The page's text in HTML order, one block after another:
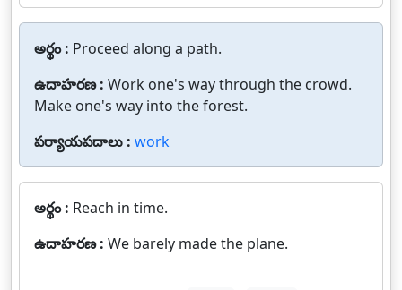
అర్థం : Proceed along a path.
ఉదాహరణ : Work one's way through the crowd.
Make one's way into the forest.
పర్యాయపదాలు : work
అర్థం : Reach in time.
ఉదాహరణ : We barely made the plane.